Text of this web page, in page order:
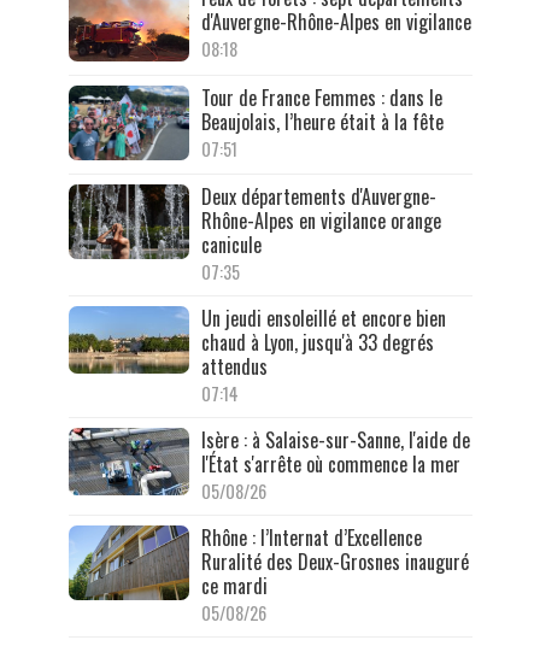
d'Auvergne-Rhône-Alpes en vigilance
08:18
Tour de France Femmes : dans le
Beaujolais, l’heure était à la fête
07:51
Deux départements d'Auvergne-
Rhône-Alpes en vigilance orange
canicule
07:35
Un jeudi ensoleillé et encore bien
chaud à Lyon, jusqu'à 33 degrés
attendus
07:14
Isère : à Salaise-sur-Sanne, l'aide de
l'État s'arrête où commence la mer
05/08/26
Rhône : l’Internat d’Excellence
Ruralité des Deux-Grosnes inauguré
ce mardi
05/08/26